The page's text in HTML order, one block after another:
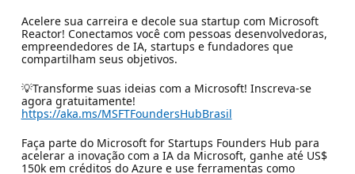
Acelere sua carreira e decole sua startup com Microsoft
Reactor! Conectamos você com pessoas desenvolvedoras,
empreendedores de IA, startups e fundadores que
compartilham seus objetivos.
💡Transforme suas ideias com a Microsoft! Inscreva-se
agora gratuitamente!
https://aka.ms/MSFTFoundersHubBrasil
Faça parte do Microsoft for Startups Founders Hub para
acelerar a inovação com a IA da Microsoft, ganhe até US$
150k em créditos do Azure e use ferramentas como